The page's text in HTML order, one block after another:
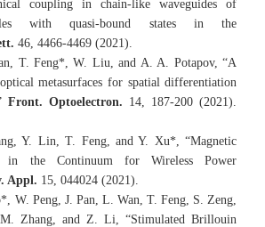
coupling in chain-like waveguides of
with quasi-bound states in the
46, 4466-4469 (2021).
T. Feng*, W. Liu, and A. A. Potapov, “A
metasurfaces for spatial differentiation
Front. Optoelectron. 14, 187-200 (2021).
Y. Lin, T. Feng, and Y. Xu*, “Magnetic
in the Continuum for Wireless Power
Appl. 15, 044024 (2021).
W. Peng, J. Pan, L. Wan, T. Feng, S. Zeng,
Zhang, and Z. Li, “Stimulated Brillouin